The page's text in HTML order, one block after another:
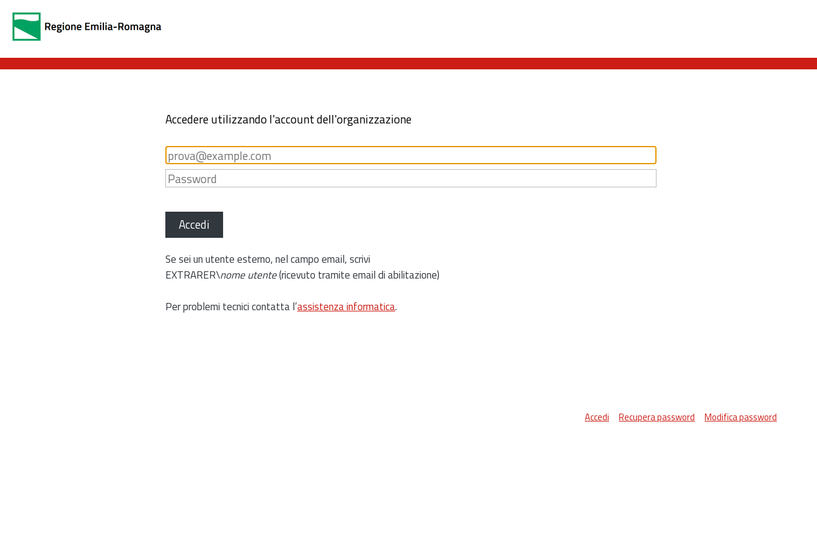
Accedere utilizzando l'account dell'organizzazione
Accedi
Se sei un utente esterno, nel campo email, scrivi
EXTRARER\nome utente(ricevuto tramite email di abilitazione)
Per problemi tecnici contatta l’assistenza informatica.
Accedi Recupera password Modifica password